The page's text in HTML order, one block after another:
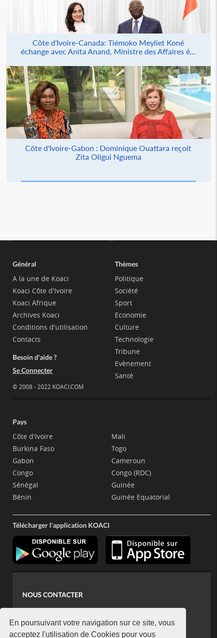
En poursuivant votre navigation sur ce site, vous
acceptez l'utilisation de Cookies pour vous
Côte d'Ivoire-Canada: Tiémoko Meyliet Koné
échange avec Anita Anand, Ministre des Affaires é...
Côte d'Ivoire-Gabon : Dominique Ouattara reçoit
Zita Oligui Nguema
Général
A la une de Koaci
Koaci Côte d'Ivoire
Koaci Afrique
Archives Koaci
Conditions d'utilisation
Contacts
Besoin d'aide ?
Se Connecter
© 2008 - 2022 KOACI.COM
Thèmes
Politique
Société
Sport
Economie
Culture
Technologie
Tribune
Evènement
Santé
Pays
Côte d'Ivoire
Burkina Faso
Gabon
Congo
Sénégal
Bénin
Mali
Togo
Cameroun
Congo (RDC)
Guinée
Guinée Equatorial
Télécharger l'application KOACI
NOUS CONTACTER
koaci@yahoo.fr